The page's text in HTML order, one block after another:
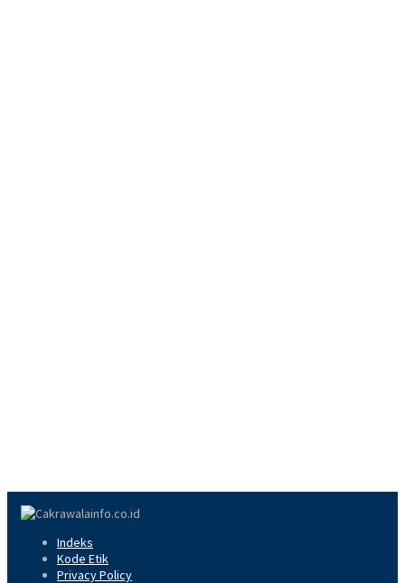
Indeks
Kode Etik
Privacy Policy